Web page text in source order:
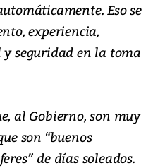
Eso se
experiencia,
seguridad en la toma
al Gobierno, son muy
son “buenos
de días soleados.